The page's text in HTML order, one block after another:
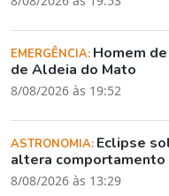
EMERGÊNCIA: Homem
de Aldeia do Mato
8/08/2026 às 19:52
ASTRONOMIA: Eclipse
altera
8/08/2026 às 13:29